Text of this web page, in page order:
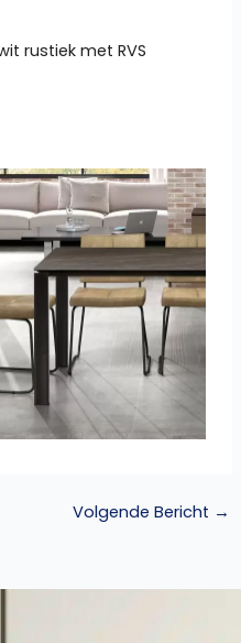
rustiek met RVS
Volgende Bericht →